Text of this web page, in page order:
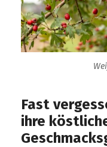
Fast
ihre